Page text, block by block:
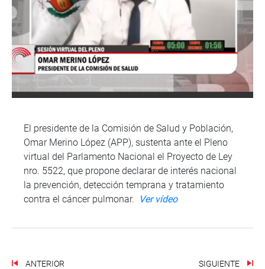
El presidente de la Comisión de Salud y Población,
Omar Merino López (APP), sustenta ante el Pleno
virtual del Parlamento Nacional el Proyecto de Ley
nro. 5522, que propone declarar de interés nacional
la prevención, detección temprana y tratamiento
contra el cáncer pulmonar.
Ver vídeo
ANTERIOR SIGUIENTE